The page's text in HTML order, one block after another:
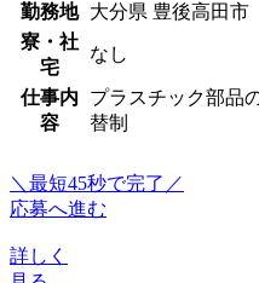
勤務地
大分県 豊後高田市
寮・社
宅
なし
仕事内
容
プラスチック部品
替制
＼最短45秒で完了／
応募へ進む
詳しく